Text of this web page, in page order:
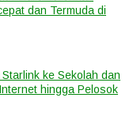
dan Termuda di
ke Sekolah dan
hingga Pelosok